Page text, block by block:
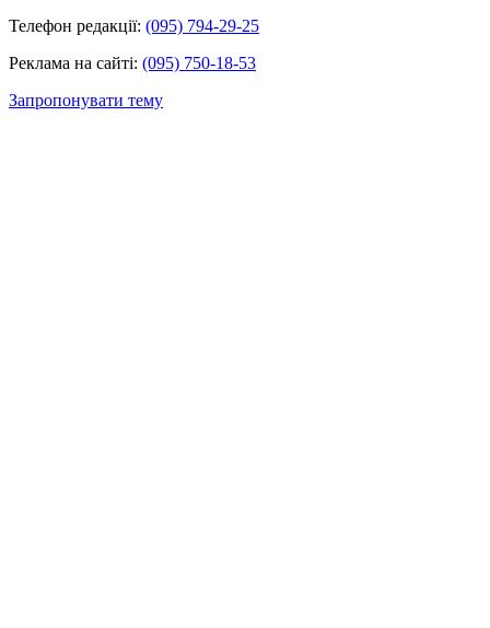
Телефон редакції: (095) 794-29-25
Реклама на сайті: (095) 750-18-53
Запропонувати тему